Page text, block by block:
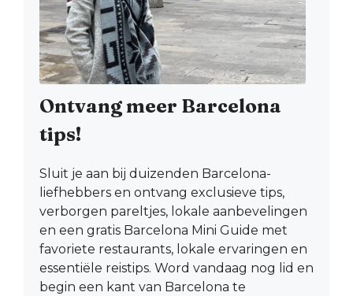
Ontvang meer Barcelona
tips!
Sluit je aan bij duizenden Barcelona-
liefhebbers en ontvang exclusieve tips,
verborgen pareltjes, lokale aanbevelingen
en een gratis Barcelona Mini Guide met
favoriete restaurants, lokale ervaringen en
essentiële reistips. Word vandaag nog lid en
begin een kant van Barcelona te